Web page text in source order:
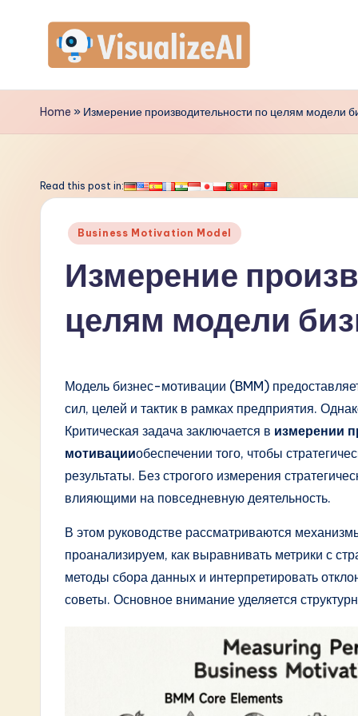
содержимому
V
is
a
si
Home » Измерение производительности по целям модели
Read this post in:
Опубликовано
Business Motivation Model
Измерение
целям модели
Модель бизнес-мотивации (BMM)
сил, целей и тактик в рамках предприятия.
Критическая задача заключается в измерении
мотивацииобеспечении того, чтобы
результаты. Без строгого измерения
влияющими на повседневную деятельность.
В этом руководстве рассматриваются
проанализируем, как выравнивать метрики с
методы сбора данных и интерпретировать
советы. Основное внимание уделяется